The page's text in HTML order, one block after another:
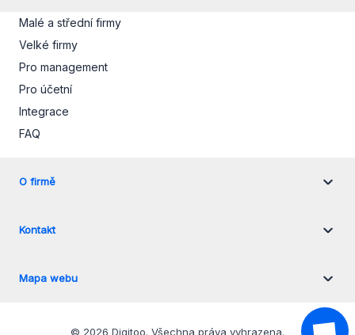
Malé a střední firmy
Velké firmy
Pro management
Pro účetní
Integrace
FAQ
O firmě
Kontakt
Mapa webu
© 2026 Digitoo. Všechna práva vyhrazena.